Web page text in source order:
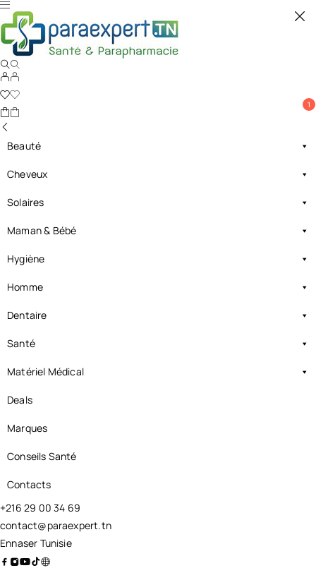
1
Beauté
Cheveux
Solaires
Maman & Bébé
Hygiène
Homme
Dentaire
Santé
Matériel Médical
Deals
Marques
Conseils Santé
Contacts
+216 29 00 34 69
contact@paraexpert.tn
Ennaser Tunisie